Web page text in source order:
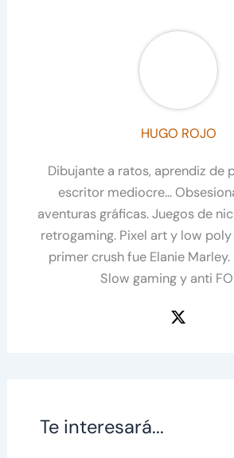
HUGO ROJO
Dibujante a ratos, aprendiz de
escritor mediocre...
aventuras gráficas. Juegos de
retrogaming. Pixel art y low
primer crush fue Elanie
Slow gaming y anti
Te interesará...